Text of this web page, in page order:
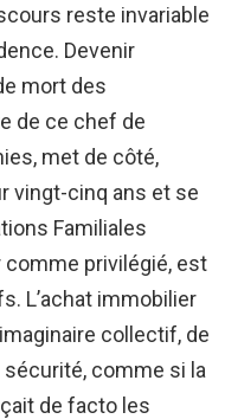
reste invariable
Devenir
mort des
de ce chef de
met de côté,
vingt-cinq ans et se
Familiales
privilégié, est
L’achat immobilier
collectif, de
comme si la
de facto les